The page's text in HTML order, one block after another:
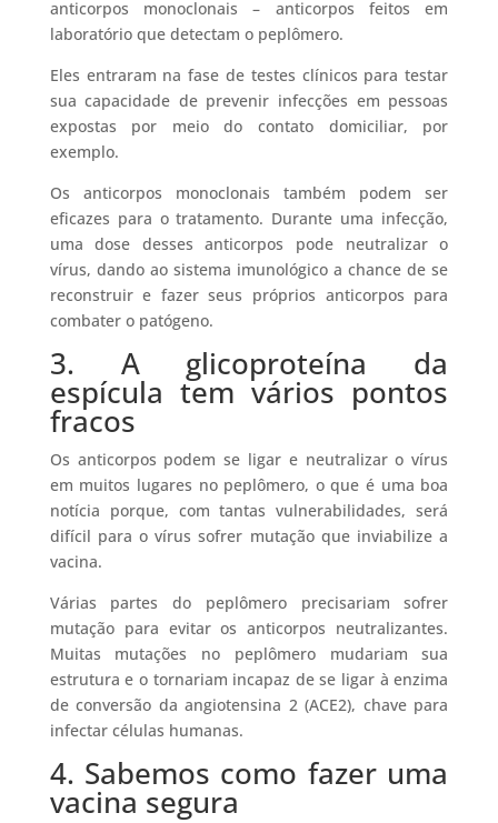
anticorpos monoclonais – anticorpos feitos em
laboratório que detectam o peplômero.
Eles entraram na fase de testes clínicos para testar
sua capacidade de prevenir infecções em pessoas
expostas por meio do contato domiciliar, por
exemplo.
Os anticorpos monoclonais também podem ser
eficazes para o tratamento. Durante uma infecção,
uma dose desses anticorpos pode neutralizar o
vírus, dando ao sistema imunológico a chance de se
reconstruir e fazer seus próprios anticorpos para
combater o patógeno.
3. A glicoproteína da
espícula tem vários pontos
fracos
Os anticorpos podem se ligar e neutralizar o vírus
em muitos lugares no peplômero, o que é uma boa
notícia porque, com tantas vulnerabilidades, será
difícil para o vírus sofrer mutação que inviabilize a
vacina.
Várias partes do peplômero precisariam sofrer
mutação para evitar os anticorpos neutralizantes.
Muitas mutações no peplômero mudariam sua
estrutura e o tornariam incapaz de se ligar à enzima
de conversão da angiotensina 2 (ACE2), chave para
infectar células humanas.
4. Sabemos como fazer uma
vacina segura